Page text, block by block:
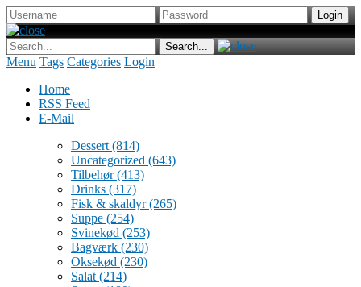
Menu Tags Categories Login
Home
RSS Feed
E-Mail
Dessert (814)
Uncategorized (643)
Tilbehør(413)
Drinks (317)
Fisk & skaldyr(265)
Suppe (254)
Svinekød (253)
Bagværk (230)
Oksekød (230)
Salat (214)